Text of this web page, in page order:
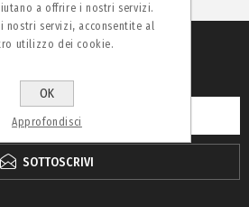
SOTTOSCRIVI
a offrire i nostri servizi.
nostri servizi, acconsentite al
utilizzo dei cookie.
OK
Approfondisci